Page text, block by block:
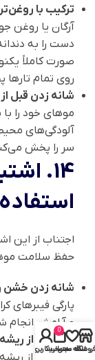
ترکیب با
آرگان یا
دست را به
صورت کاملاً
روی تمام
شانه زدن قبل
موهای خود را
آلودگی‌های
سر را پخش
14.
اجتناب از این
حفظ سلامت
شانه زدن خشن
پارگی فیبرهای
و آرامش انجام
استفاده از
مستقیم از
فروشگاه
علاقه مندی
0
سبد خرید
حساب کاربری من